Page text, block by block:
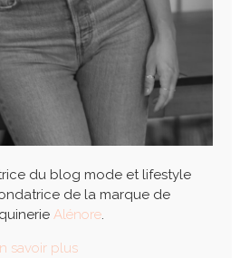
du blog mode et lifestyle
fondatrice de la marque de
Alénore.
savoir plus